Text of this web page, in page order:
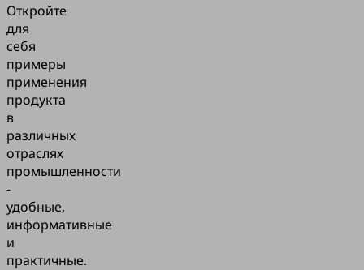
Откройте
для
себя
примеры
применения
продукта
в
различных
отраслях
промышленности
-
удобные,
информативные
и
практичные.